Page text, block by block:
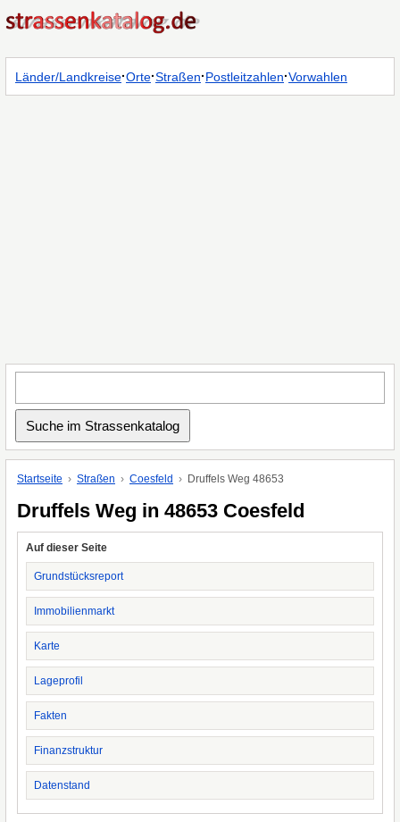
Länder/Landkreise·Orte·Straßen·Postleitzahlen·Vorwahlen
Startseite Straßen Coesfeld Druffels Weg 48653
Druffels Weg in 48653 Coesfeld
Auf dieser Seite
Grundstücksreport
Immobilienmarkt
Karte
Lageprofil
Fakten
Finanzstruktur
Datenstand